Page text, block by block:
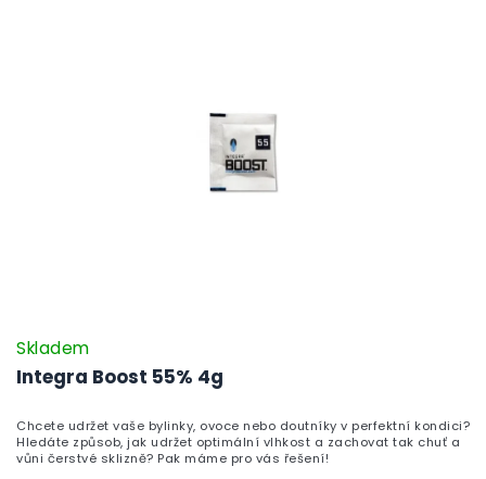
Integra Boost 55% 4g
Skladem
Chcete udržet vaše bylinky, ovoce nebo doutníky v perfektní kondici?
Hledáte způsob, jak udržet optimální vlhkost a zachovat tak chuť a
vůni čerstvé sklizně? Pak máme pro vás řešení!